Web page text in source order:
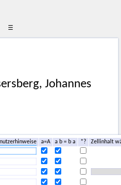
☰
Johannes
a=A a b = b a *?
Zellinhalt